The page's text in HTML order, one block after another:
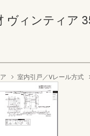
ヴィンティア
室内引戸／Vレール方式